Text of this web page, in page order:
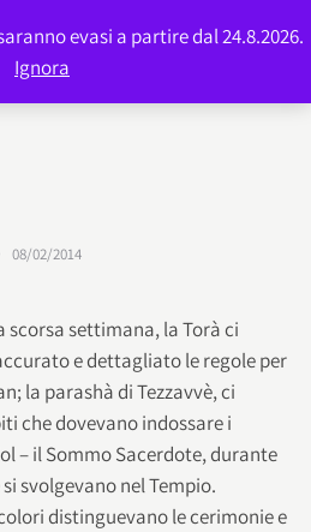
08/02/2014
scorsa settimana, la Torà ci
e dettagliato le regole per
la parashà di Tezzavvè, ci
che dovevano indossare i
– il Sommo Sacerdote, durante
svolgevano nel Tempio.
distinguevano le cerimonie e
evasi a partire dal 24.8.2026.
Ignora